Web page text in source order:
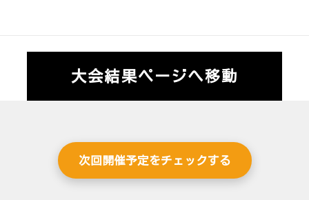
大会結果ページへ移動
次回開催予定をチェックする